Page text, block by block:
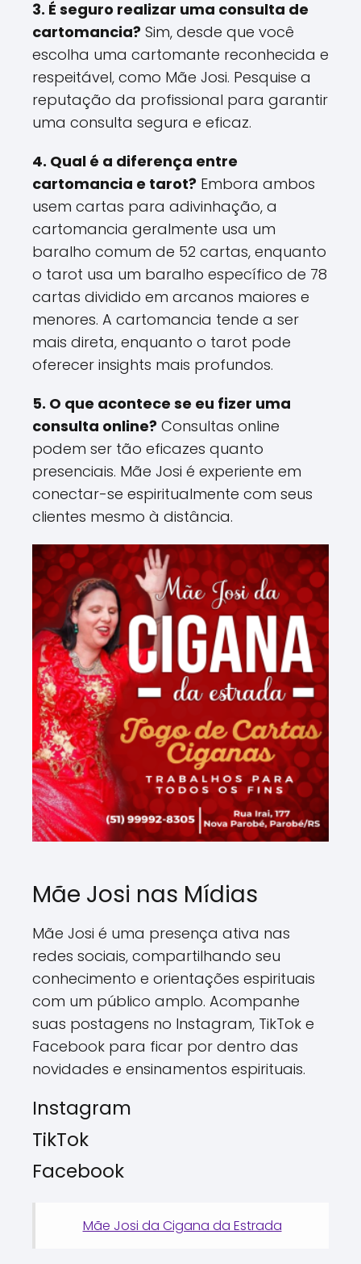
3. É seguro realizar uma consulta de
cartomancia? Sim, desde que você
escolha uma cartomante reconhecida e
respeitável, como Mãe Josi. Pesquise a
reputação da profissional para garantir
uma consulta segura e eficaz.
4. Qual é a diferença entre
cartomancia e tarot? Embora ambos
usem cartas para adivinhação, a
cartomancia geralmente usa um
baralho comum de 52 cartas, enquanto
o tarot usa um baralho específico de 78
cartas dividido em arcanos maiores e
menores. A cartomancia tende a ser
mais direta, enquanto o tarot pode
oferecer insights mais profundos​.
5. O que acontece se eu fizer uma
consulta online? Consultas online
podem ser tão eficazes quanto
presenciais. Mãe Josi é experiente em
conectar-se espiritualmente com seus
clientes mesmo à distância​.
Mãe Josi nas Mídias
Mãe Josi é uma presença ativa nas
redes sociais, compartilhando seu
conhecimento e orientações espirituais
com um público amplo. Acompanhe
suas postagens no Instagram, TikTok e
Facebook para ficar por dentro das
novidades e ensinamentos espirituais.
Instagram
TikTok
Facebook
Mãe Josi da Cigana da Estrada